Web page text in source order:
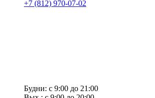
+7 (812) 970-07-02
Будни: с 9:00 до 21:00